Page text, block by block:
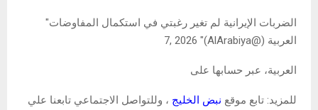
الضربات الإيرانية لم تغير رغبتي في استكمال المفاوضات"
العربية (@AlArabiya)" 7, 2026
العربية، عبر حسابها على
للمزيد: تابع موقع نبض الخليج ، وللتواصل الاجتماعي تابعنا علي